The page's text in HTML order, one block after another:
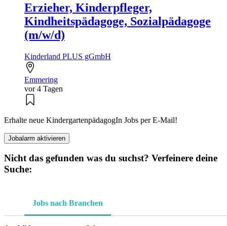
Erzieher, Kinderpfleger,
Kindheitspädagoge, Sozialpädagoge
(m/w/d)
Kinderland PLUS gGmbH
Emmering
vor 4 Tagen
Erhalte neue KindergartenpädagogIn Jobs per E-Mail!
Jobalarm aktivieren
Nicht das gefunden was du suchst? Verfeinere deine
Suche:
Jobs nach Branchen